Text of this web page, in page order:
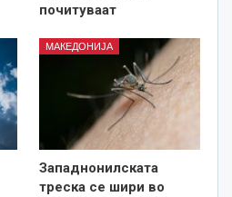
почитуваат
МАКЕДОНИЈА
Западнонилската
треска се шири во